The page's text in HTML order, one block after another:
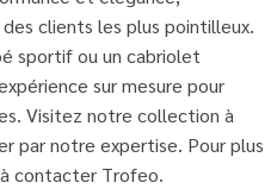
clients les plus pointilleux.
sportif ou un cabriolet
sur mesure pour
Visitez notre collection à
par notre expertise. Pour plus
contacter Trofeo.